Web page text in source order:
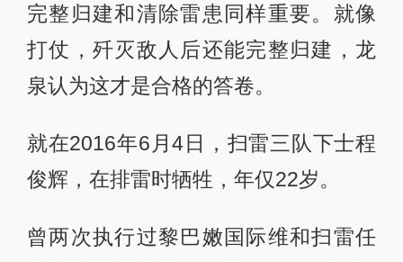
完整归建和清除雷患同样重要。就像
打仗，歼灭敌人后还能完整归建，龙
泉认为这才是合格的答卷。
就在2016年6月4日，扫雷三队下士程
俊辉，在排雷时牺牲，年仅22岁。
曾两次执行过黎巴嫩国际维和扫雷任